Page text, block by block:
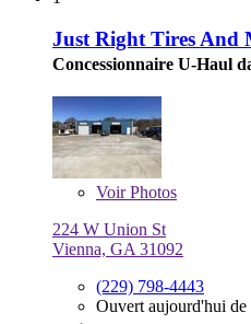
Just Right Tires And
Concessionnaire U-Haul
VoirPhotos
224 W Union St
Vienna, GA 31092
(229) 798-4443
Ouvert aujourd'hui de